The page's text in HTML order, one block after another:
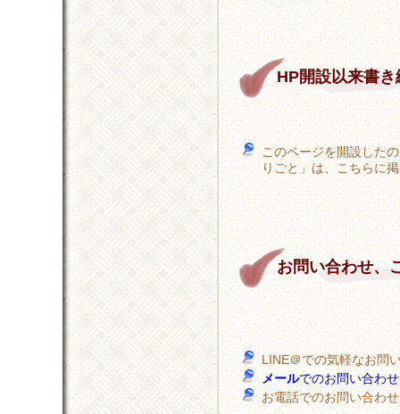
HP開設以来書
このページを開設した
りごと」は、こちらに
お問い合わせ、
LINE＠での気軽なお問
メールでのお問い合わ
お電話でのお問い合わ